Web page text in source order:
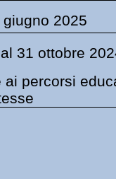
2025
31 ottobre
ai percorsi